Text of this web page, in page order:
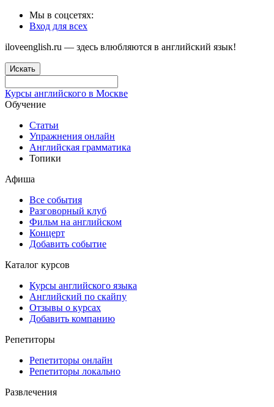
Мы в соцсетях:
Вход для всех
iloveenglish.ru — здесь влюбляются в английский язык!
Искать
Курсы английского в Москве
Обучение
Статьи
Упражнения онлайн
Английская грамматика
Топики
Афиша
Все события
Разговорный клуб
Фильм на английском
Концерт
Добавить событие
Каталог курсов
Курсы английского языка
Английский по скайпу
Отзывы о курсах
Добавить компанию
Репетиторы
Репетиторы онлайн
Репетиторы локально
Развлечения